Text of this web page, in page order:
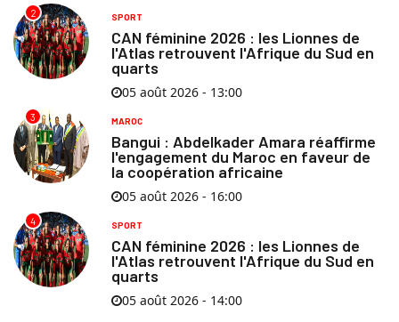
2 SPORT
CAN féminine 2026 : les Lionnes de
l'Atlas retrouvent l'Afrique du Sud en
quarts
05 août 2026 - 13:00
3 MAROC
Bangui : Abdelkader Amara réaffirme
l'engagement du Maroc en faveur de
la coopération africaine
05 août 2026 - 16:00
4 SPORT
CAN féminine 2026 : les Lionnes de
l'Atlas retrouvent l'Afrique du Sud en
quarts
05 août 2026 - 14:00